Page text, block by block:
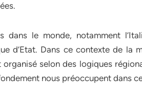
dans le monde, notamment
d’Etat. Dans ce contexte de la
selon des logiques
nous préoccupent dans